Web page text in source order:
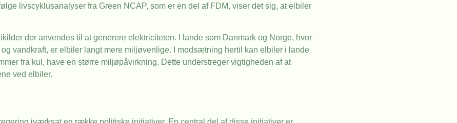
livscyklusanalyser fra Green NCAP, som er en del af FDM, viser det sig, at elbiler
der anvendes til at generere elektriciteten. I lande som Danmark og Norge, hvor
vandkraft, er elbiler langt mere miljøvenlige. I modsætning hertil kan elbiler i lande
fra kul, have en større miljøpåvirkning. Dette understreger vigtigheden af at
ved elbiler.